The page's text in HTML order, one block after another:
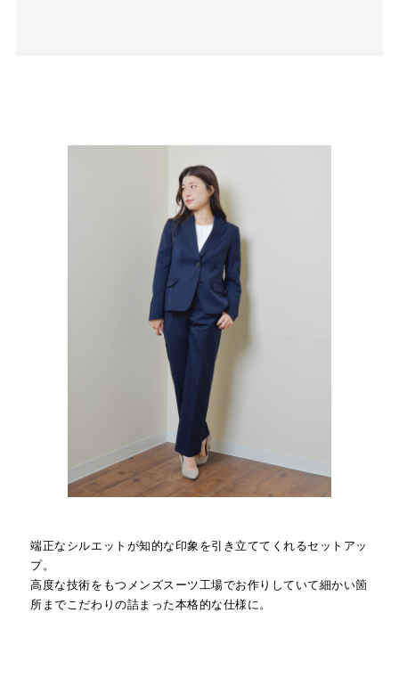
端正なシルエットが知的な印象を引き立ててくれるセットアッ
プ。
高度な技術をもつメンズスーツ工場でお作りしていて細かい箇
所までこだわりの詰まった本格的な仕様に。